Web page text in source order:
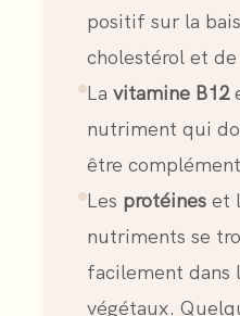
positif sur la
cholestérol et
La vitamine B12
nutriment qui
être
Les protéines et
nutriments se
facilement dans
végétaux.